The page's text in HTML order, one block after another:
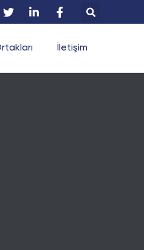
İletişim